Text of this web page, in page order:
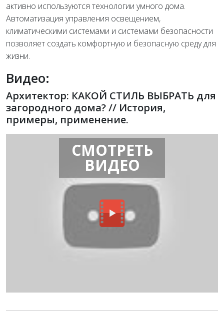
активно используются технологии умного дома.
Автоматизация управления освещением,
климатическими системами и системами безопасности
позволяет создать комфортную и безопасную среду для
жизни.
Видео:
Архитектор: КАКОЙ СТИЛЬ ВЫБРАТЬ для
загородного дома? // История,
примеры, применение.
СМОТРЕТЬ
ВИДЕО